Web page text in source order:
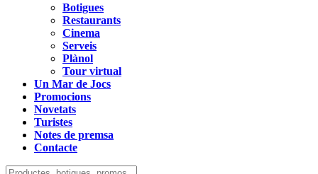
Botigues
Restaurants
Cinema
Serveis
Plànol
Tour virtual
Un Mar de Jocs
Promocions
Novetats
Turistes
Notes de premsa
Contacte